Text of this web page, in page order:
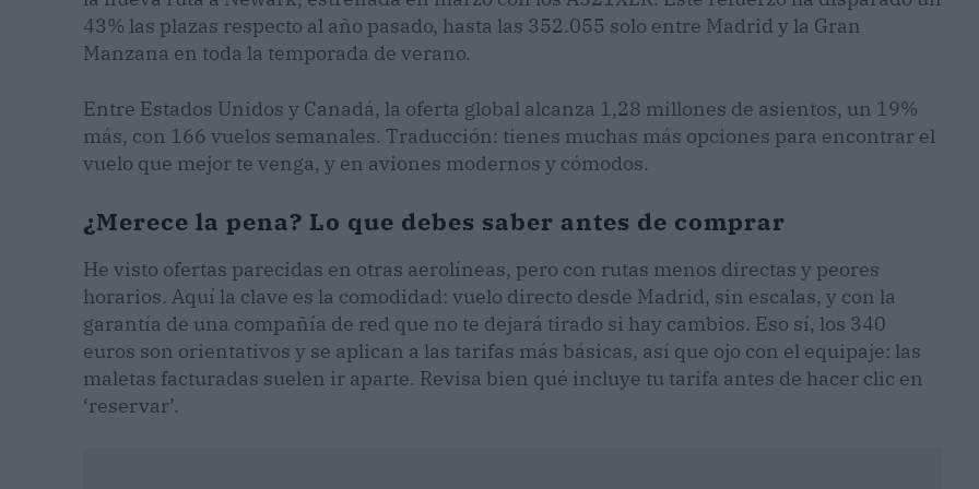
43% las plazas respecto al año pasado, hasta las 352.055 solo entre Madrid y la Gran
Manzana en toda la temporada de verano.
Entre Estados Unidos y Canadá, la oferta global alcanza 1,28 millones de asientos, un 19%
más, con 166 vuelos semanales. Traducción: tienes muchas más opciones para encontrar el
vuelo que mejor te venga, y en aviones modernos y cómodos.
¿Merece la pena? Lo que debes saber antes de comprar
He visto ofertas parecidas en otras aerolíneas, pero con rutas menos directas y peores
horarios. Aquí la clave es la comodidad: vuelo directo desde Madrid, sin escalas, y con la
garantía de una compañía de red que no te dejará tirado si hay cambios. Eso sí, los 340
euros son orientativos y se aplican a las tarifas más básicas, así que ojo con el equipaje: las
maletas facturadas suelen ir aparte. Revisa bien qué incluye tu tarifa antes de hacer clic en
‘reservar’.